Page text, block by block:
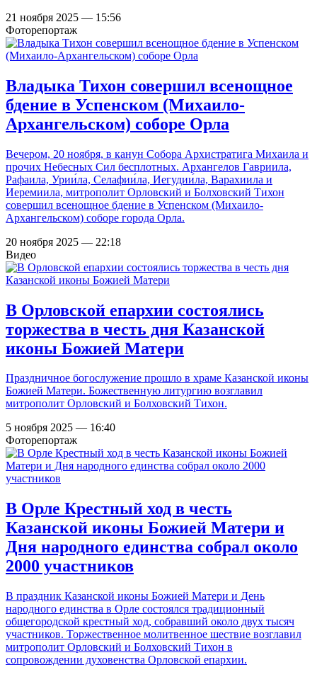
21 ноября 2025 — 15:56
Фоторепортаж
Владыка Тихон совершил всенощное
бдение в Успенском (Михаило-
Архангельском) соборе Орла
Вечером, 20 ноября, в канун Собора Архистратига Михаила и
прочих Небесных Сил бесплотных. Архангелов Гавриила,
Рафаила, Урии́ла, Селафии́ла, Иегудии́ла, Варахиила и
Иеремиила, митрополит Орловский и Болховский Тихон
совершил всенощное бдение в Успенском (Михаило-
Архангельском) соборе города Орла.
20 ноября 2025 — 22:18
Видео
В Орловской епархии состоялись
торжества в честь дня Казанской
иконы Божией Матери
Праздничное богослужение прошло в храме Казанской иконы
Божией Матери. Божественную литургию возглавил
митрополит Орловский и Болховский Тихон.
5 ноября 2025 — 16:40
Фоторепортаж
В Орле Крестный ход в честь
Казанской иконы Божией Матери и
Дня народного единства собрал около
2000 участников
В праздник Казанской иконы Божией Матери и День
народного единства в Орле состоялся традиционный
общегородской крестный ход, собравший около двух тысяч
участников. Торжественное молитвенное шествие возглавил
митрополит Орловский и Болховский Тихон в
сопровождении духовенства Орловской епархии.